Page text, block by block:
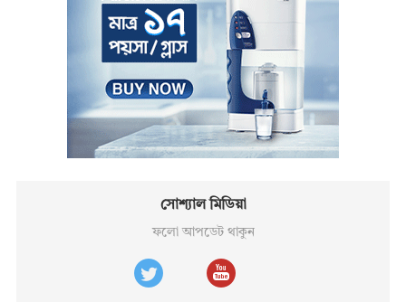
সোশ্যাল মিডিয়া
ফলো আপডেট থাকুন